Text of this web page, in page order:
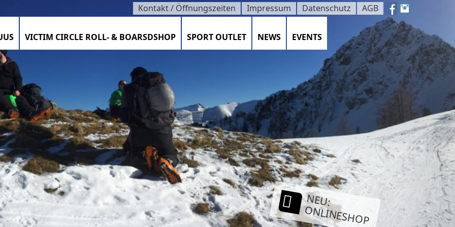
Kontakt / Öffnungszeiten Impressum Datenschutz AGB
VICTIM CIRCLE ROLL- & BOARSDSHOP SPORT OUTLET NEWS EVENTS
NEU:
ONLINESHOP